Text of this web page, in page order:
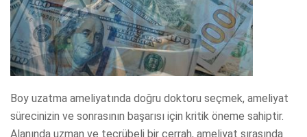
Boy uzatma ameliyatında doğru doktoru seçmek, ameliyat
sürecinizin ve sonrasının başarısı için kritik öneme sahiptir.
Alanında uzman ve tecrübeli bir cerrah, ameliyat sırasında